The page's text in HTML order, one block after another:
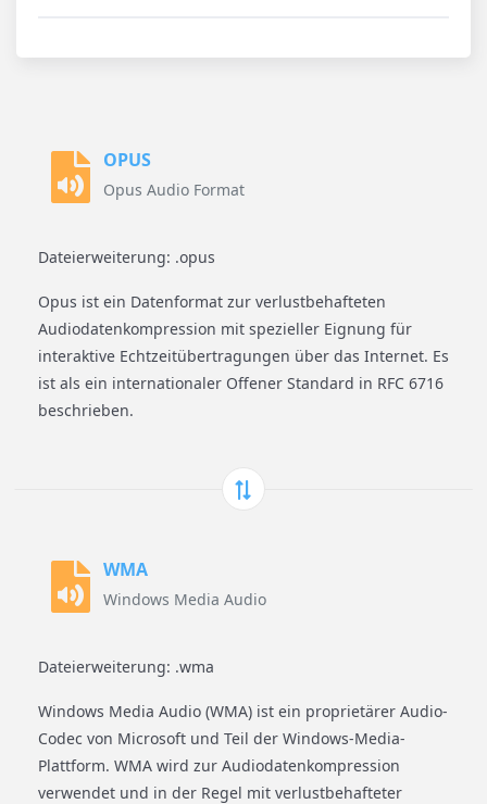
OPUS
Opus Audio Format
Dateierweiterung: .opus
Opus ist ein Datenformat zur verlustbehafteten
Audiodatenkompression mit spezieller Eignung für
interaktive Echtzeitübertragungen über das Internet. Es
ist als ein internationaler Offener Standard in RFC 6716
beschrieben.
WMA
Windows Media Audio
Dateierweiterung: .wma
Windows Media Audio (WMA) ist ein proprietärer Audio-
Codec von Microsoft und Teil der Windows-Media-
Plattform. WMA wird zur Audiodatenkompression
verwendet und in der Regel mit verlustbehafteter